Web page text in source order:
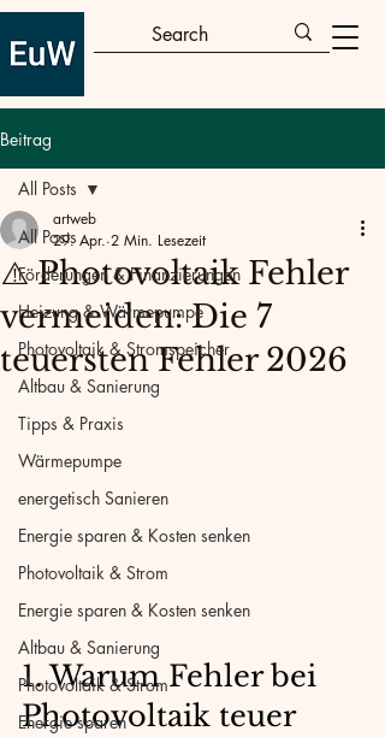
Beitrag
All Posts
Förderungen & Finanzierungen
Heizung & Wärmepumpe
Photovoltaik & Stromspeicher
Altbau & Sanierung
Tipps & Praxis
Wärmepumpe
energetisch Sanieren
Energie sparen & Kosten senken
Photovoltaik & Strom
Energie sparen & Kosten senken
Altbau & Sanierung
Photovoltaik & Strom
Energie sparen
All Posts
⚠️ Photovoltaik Fehler
vermeiden: Die 7
teuersten Fehler 2026
artweb
29. Apr. 2 Min. Lesezeit
1. Warum Fehler bei
Photovoltaik teuer